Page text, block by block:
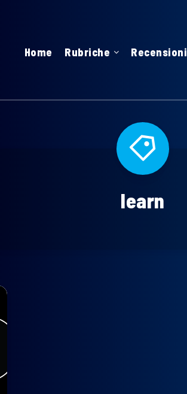
Home Rubriche Recensioni
learn